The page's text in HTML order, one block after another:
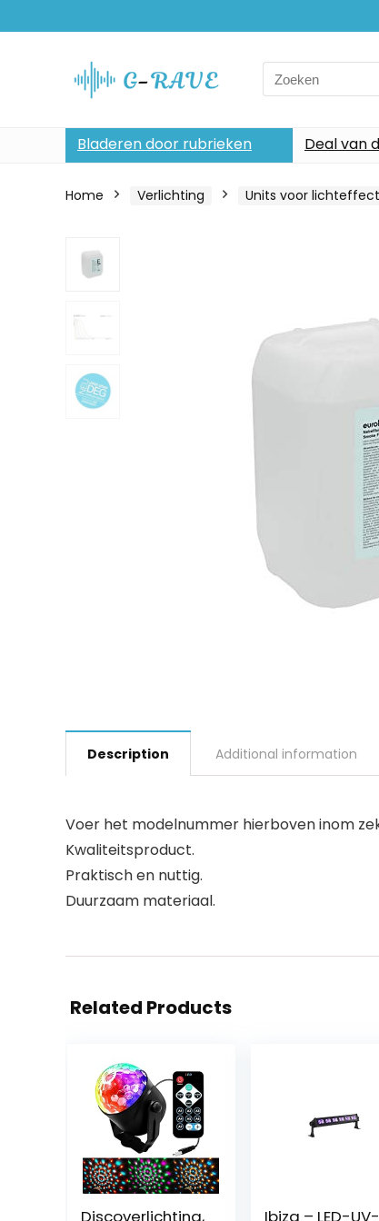
Search
for:
Bladeren door rubrieken Deal van
Home Verlichting Units voor
Description Additional information
Voer het modelnummer hierboven inom
Kwaliteitsproduct.
Praktisch en nuttig.
Duurzaam materiaal.
Related Products
Discoverlichting,
Ibiza – LED-UV-